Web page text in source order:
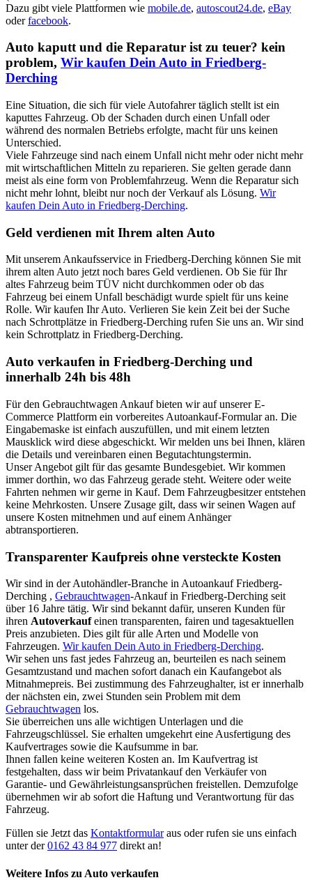
Dazu gibt viele Plattformen wie mobile.de, autoscout24.de, eBay
oderfacebook.
Auto kaputt und die Reparatur ist zu teuer? kein
problem, Wir kaufen Dein Auto in Friedberg-
Derching
Eine Situation, die sich für viele Autofahrer täglich stellt ist ein
kaputtes Fahrzeug. Ob der Schaden durch einen Unfall oder
während des normalen Betriebs erfolgte, macht für uns keinen
Unterschied.
Viele Fahrzeuge sind nach einem Unfall nicht mehr oder nicht mehr
mit wirtschaftlichen Mitteln zu reparieren. Sie gelten gerade dann
meist als eine form von Problemfahrzeug. Wenn die Reparatur sich
nicht mehr lohnt, bleibt nur noch der Verkauf als Lösung. Wir
kaufen Dein Auto in Friedberg-Derching.
Geld verdienen mit Ihrem alten Auto
Mit unserem Ankaufsservice in Friedberg-Derching können Sie mit
ihrem alten Auto jetzt noch bares Geld verdienen. Ob Sie für Ihr
altes Fahrzeug beim TÜV nicht durchkommen oder ob das
Fahrzeug bei einem Unfall beschädigt wurde spielt für uns keine
Rolle. Wir kaufen Ihr Auto. Verlieren Sie kein Zeit bei der Suche
nach Schrottplätze in Friedberg-Derching rufen Sie uns an. Wir sind
kein Schrottplatz in Friedberg-Derching.
Auto verkaufen in Friedberg-Derching und
innerhalb 24h bis 48h
Für den Gebrauchtwagen Ankauf bieten wir auf unserer E-
Commerce Plattform ein vorbereites Autoankauf-Formular an. Die
Eingabemaske ist einfach auszufüllen, und mit einem letzten
Mausklick wird diese abgeschickt. Wir melden uns bei Ihnen, klären
die Details und vereinbaren einen Begutachtungstermin.
Unser Angebot gilt für das gesamte Bundesgebiet. Wir kommen
immer dorthin, wo das Fahrzeug gerade steht. Weitere oder weite
Fahrten nehmen wir gerne in Kauf. Dem Fahrzeugbesitzer entstehen
keine Mehrkosten. Unsere Zusage gilt, dass wir seinen Wagen auf
unsere Kosten mitnehmen und auf einem Anhänger
abtransportieren.
Transparenter Kaufpreis ohne versteckte Kosten
Wir sind in der Autohändler-Branche in Autoankauf Friedberg-
Derching , Gebrauchtwagen-Ankauf in Friedberg-Derching seit
über 16 Jahre tätig. Wir sind bekannt dafür, unseren Kunden für
ihren Autoverkaufeinen transparenten, fairen und tagesaktuellen
Preis anzubieten. Dies gilt für alle Arten und Modelle von
Fahrzeugen. Wir kaufen Dein Auto in Friedberg-Derching.
Wir sehen uns fast jedes Fahrzeug an, beurteilen es nach seinem
Gesamtzustand und machen sofort danach ein Kaufangebot als
Mitnahmepreis. Bei zustimmung des Fahrzeughalter, ist er innerhalb
der nächsten ein, zwei Stunden sein Problem mit dem
Gebrauchtwagen los.
Sie überreichen uns alle wichtigen Unterlagen und die
Fahrzeugschlüssel. Sie erhalten umgekehrt eine Ausfertigung des
Kaufvertrages sowie die Kaufsumme in bar.
Ihnen fallen keine weiteren Kosten an. Im Kaufvertrag ist
festgehalten, dass wir beim Privatankauf den Verkäufer von
Garantie- und Gewährleistungsansprüchen freistellen. Demzufolge
übernehmen wir ab sofort die Haftung und Verantwortung für das
Fahrzeug.
Füllen sie Jetzt das Kontaktformularaus oder rufen sie uns einfach
unter der0162 43 84 977 direkt an!
Weitere Infos zu Auto verkaufen